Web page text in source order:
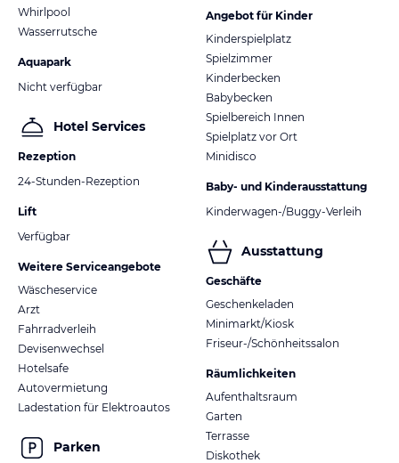
Whirlpool
Wasserrutsche
Aquapark
Nicht verfügbar
Hotel Services
Rezeption
24-Stunden-Rezeption
Lift
Verfügbar
Weitere Serviceangebote
Wäscheservice
Arzt
Fahrradverleih
Devisenwechsel
Hotelsafe
Autovermietung
Ladestation für Elektroautos
Parken
Angebot für Kinder
Kinderspielplatz
Spielzimmer
Kinderbecken
Babybecken
Spielbereich Innen
Spielplatz vor Ort
Minidisco
Baby- und Kinderausstattung
Kinderwagen-/Buggy-Verleih
Ausstattung
Geschäfte
Geschenkeladen
Minimarkt/Kiosk
Friseur-/Schönheitssalon
Räumlichkeiten
Aufenthaltsraum
Garten
Terrasse
Diskothek